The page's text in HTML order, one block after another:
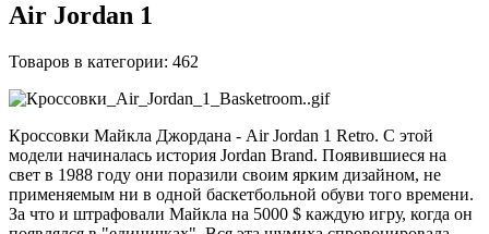
Air Jordan 1
Товаров в категории: 462
Кроссовки Майкла Джордана - Air Jordan 1 Retro. С этой
модели начиналась история Jordan Brand. Появившиеся на
свет в 1988 году они поразили своим ярким дизайном, не
применяемым ни в одной баскетбольной обуви того времени.
За что и штрафовали Майкла на 5000 $ каждую игру, когда он